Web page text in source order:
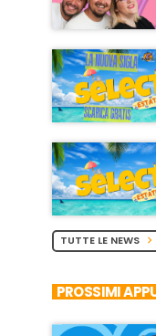
TUTTE LE NEWS chevron_right
PROSSIMI